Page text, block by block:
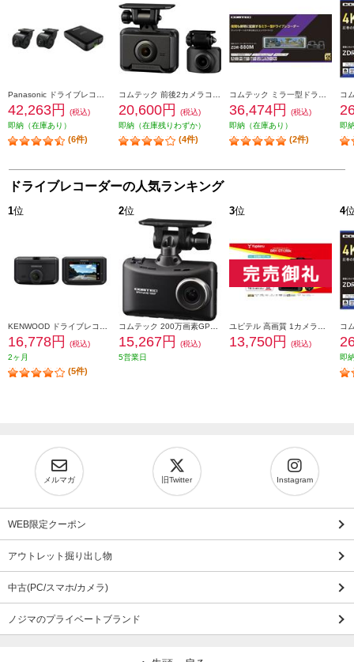
42,263円
(税込)
即納（在庫あり）
(6件)
20,600円
(税込)
即納（在庫残りわずか）
(4件)
36,474円
(税込)
即納（在庫あり）
(2件)
即
ドライブレコーダーの人気ランキング
1位
16,778円
(税込)
2ヶ月
(5件)
2位
15,267円
(税込)
5営業日
3位
13,750円 (税込)
4
即
メルマガ 旧Twitter Instagram
WEB限定クーポン
アウトレット掘り出し物
中古(PC/スマホ/カメラ)
ノジマのプライベートブランド